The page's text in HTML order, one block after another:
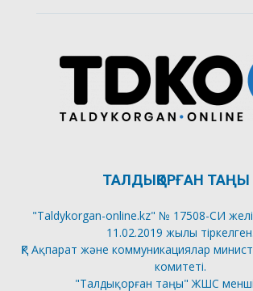
ТАЛДЫҚОРҒАН ТАҢЫ
"Taldykorgan-online.kz" № 17508-СИ
11.02.2019 жылы тіркелген.
ҚР Ақпарат және коммуникациялар
комитеті.
"Талдықорған таңы" ЖШС